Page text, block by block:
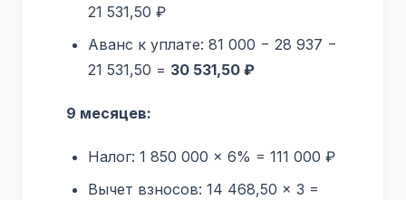
21 531,50 ₽
Аванс к уплате: 81 000 − 28 937 −
21 531,50 = 30 531,50 ₽
9 месяцев:
Налог: 1 850 000 × 6% = 111 000 ₽
Вычет взносов: 14 468,50 × 3 =